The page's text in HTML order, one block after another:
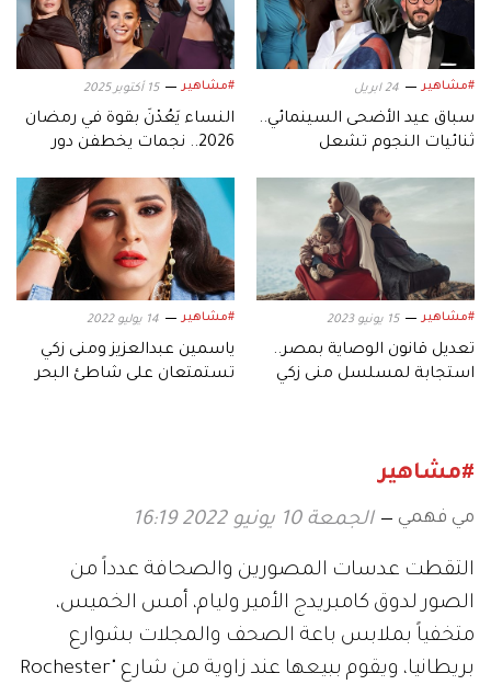
#مشاهير 24 ابريل
سباق عيد الأضحى السينمائي..
ثنائيات النجوم تشعل
#مشاهير 15 أكتوبر 2025
النساء يَعُدْنَ بقوة في رمضان
2026.. نجمات يخطفن دور
#مشاهير 15 يونيو 2023
تعديل قانون الوصاية بمصر..
استجابة لمسلسل منى زكي
#مشاهير 14 يوليو 2022
ياسمين عبدالعزيز ومنى زكي
تستمتعان على شاطئ البحر
#مشاهير
مي فهمي الجمعة 10 يونيو 2022 16:19
التقطت عدسات المصورين والصحافة عدداً من
الصور لدوق كامبريدج الأمير وليام، أمس الخميس،
متخفياً بملابس باعة الصحف والمجلات بشوارع
بريطانيا، ويقوم ببيعها عند زاوية من شارع "Rochester